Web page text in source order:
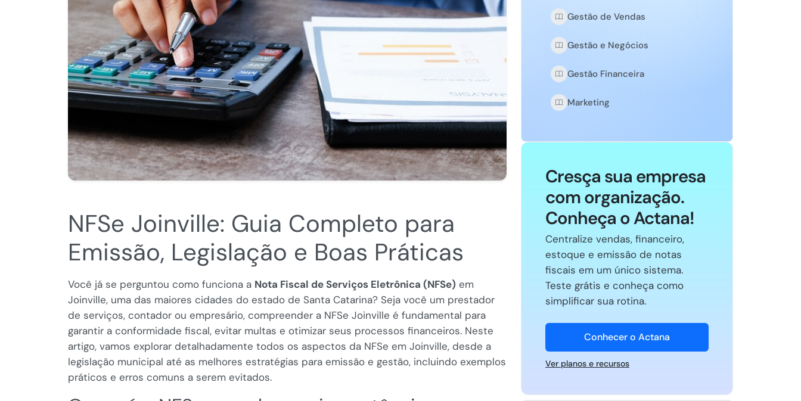
NFSe Joinville: Guia Completo para
Emissão, Legislação e Boas Práticas
Você já se perguntou como funciona a Nota Fiscal de Serviços Eletrônica (NFSe) em
Joinville, uma das maiores cidades do estado de Santa Catarina? Seja você um prestador
de serviços, contador ou empresário, compreender a NFSe Joinville é fundamental para
garantir a conformidade fiscal, evitar multas e otimizar seus processos financeiros. Neste
artigo, vamos explorar detalhadamente todos os aspectos da NFSe em Joinville, desde a
legislação municipal até as melhores estratégias para emissão e gestão, incluindo exemplos
práticos e erros comuns a serem evitados.
Gestão de Vendas
Gestão e Negócios
Gestão Financeira
Marketing
Cresça sua empresa
com organização.
Conheça o Actana!
Centralize vendas, financeiro,
estoque e emissão de notas
fiscais em um único sistema.
Teste grátis e conheça como
simplificar sua rotina.
Conhecer o Actana
Ver planos e recursos